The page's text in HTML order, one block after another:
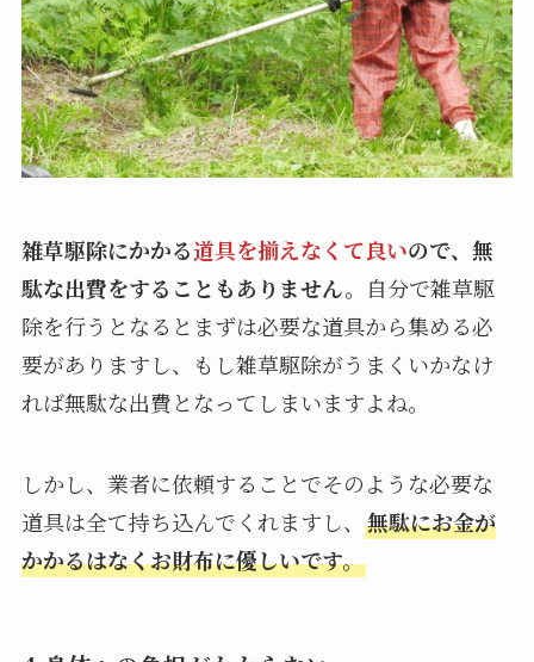
雑草駆除にかかる道具を揃えなくて良いので、無
駄な出費をすることもありません。 自分で雑草駆
除を行うとなるとまずは必要な道具から集める必
要がありますし、もし雑草駆除がうまくいかなけ
れば無駄な出費となってしまいますよね。
しかし、業者に依頼することでそのような必要な
道具は全て持ち込んでくれますし、 無駄にお金が
かかるはなくお財布に優しいです。